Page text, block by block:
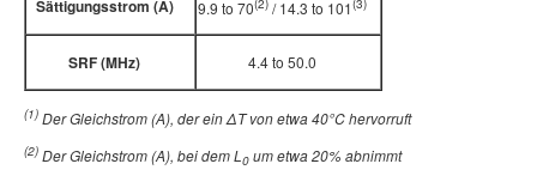
Sättigungsstrom (A) 9.9 to 70 / 14.3 to 101
SRF (MHz) 4.4 to 50.0
(1) Der Gleichstrom (A), der ein ΔT von etwa 40°C hervorruft
(2) Der Gleichstrom (A), bei dem L 0 um etwa 20% abnimmt